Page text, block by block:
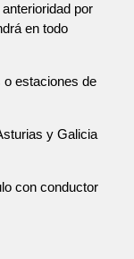
por
en todo
o estaciones de
y Galicia
con conductor